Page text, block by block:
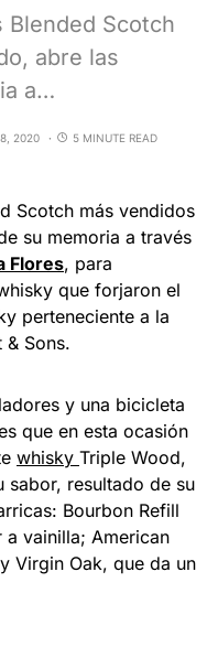
Blended Scotch
abre las
a…
2020 5 MINUTE READ
Scotch más vendidos
su memoria a través
Flores, para
que forjaron el
perteneciente a la
Sons.
y una bicicleta
que en esta ocasión
whisky Triple Wood,
sabor, resultado de su
Bourbon Refill
vainilla; American
Virgin Oak, que da un